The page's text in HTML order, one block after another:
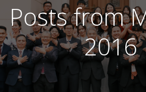
Posts from
2016